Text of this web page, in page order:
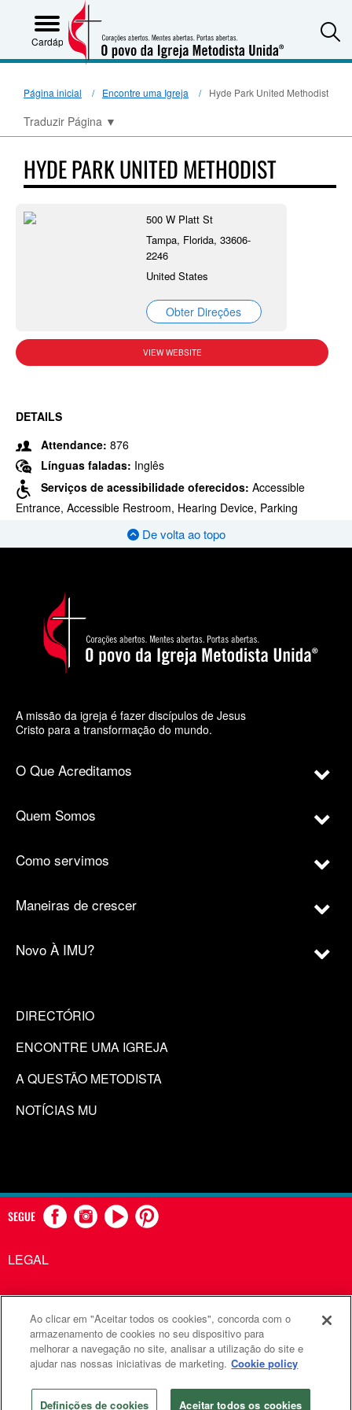
Cardápio
Página inicial Encontre uma Igreja Hyde Park United Methodist
Traduzir Página ▼
HYDE PARK UNITED METHODIST
500 W Platt St
Tampa, Florida, 33606-
2246
United States
Obter Direções
VIEW WEBSITE
DETAILS
Attendance: 876
Línguas faladas: Inglês
Serviços de acessibilidade oferecidos: Accessible
Entrance, Accessible Restroom, Hearing Device, Parking
De volta ao topo
A missão da igreja é fazer discípulos de Jesus
Cristo para a transformação do mundo.
O Que Acreditamos
Quem Somos
Como servimos
Maneiras de crescer
Novo À IMU?
DIRECTÓRIO
ENCONTRE UMA IGREJA
A QUESTÃO METODISTA
NOTÍCIAS MU
SEGUE
LEGAL
Comunicações Metodistas Unidas é uma agência da Igreja
Metodista Unida
©2026
Comunicações Metodistas Unidas. Todos os direitos
reservados
Ao clicar em "Aceitar todos os cookies", concorda com o
armazenamento de cookies no seu dispositivo para
melhorar a navegação no site, analisar a utilização do site e
ajudar nas nossas iniciativas de marketing. Cookie policy
Definições de cookies Aceitar todos os cookies